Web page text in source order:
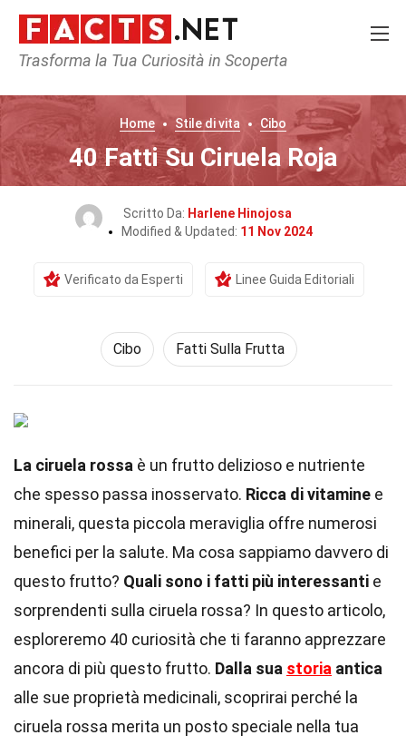
Trasforma la Tua Curiosità in Scoperta
Home Stile di vita Cibo
40 Fatti Su Ciruela Roja
Scritto Da: Harlene Hinojosa
Modified & Updated: 11 Nov 2024
Verificato da Esperti Linee Guida Editoriali
Cibo Fatti Sulla Frutta
La ciruela rossa è un frutto delizioso e nutriente
che spesso passa inosservato. Ricca di vitamine e
minerali, questa piccola meraviglia offre numerosi
benefici per la salute. Ma cosa sappiamo davvero di
questo frutto? Quali sono i fatti più interessanti e
sorprendenti sulla ciruela rossa? In questo articolo,
esploreremo 40 curiosità che ti faranno apprezzare
ancora di più questo frutto. Dalla sua storia antica
alle sue proprietà medicinali, scoprirai perché la
ciruela rossa merita un posto speciale nella tua